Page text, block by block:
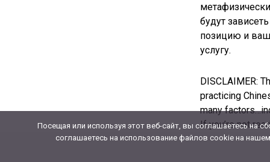
будут
позицию и
услугу.
DISCLAIMER:
practicing
many
If you’re not
Посещая или используя этот веб-сайт, вы соглашаетесь на
соглашаетесь на использование файлов cookie на